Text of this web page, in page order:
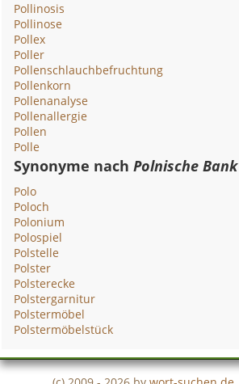
Pollinosis
Pollinose
Pollex
Poller
Pollenschlauchbefruchtung
Pollenkorn
Pollenanalyse
Pollenallergie
Pollen
Polle
Synonyme nachPolnische Bank
Polo
Poloch
Polonium
Polospiel
Polstelle
Polster
Polsterecke
Polstergarnitur
Polstermöbel
Polstermöbelstück